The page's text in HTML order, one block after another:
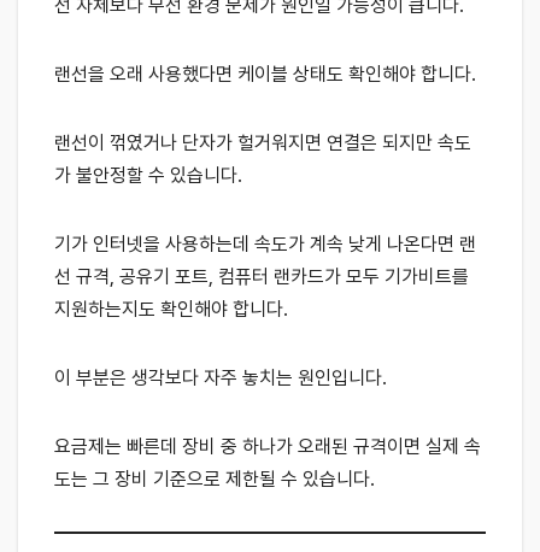
선 자체보다 무선 환경 문제가 원인일 가능성이 큽니다.
랜선을 오래 사용했다면 케이블 상태도 확인해야 합니다.
랜선이 꺾였거나 단자가 헐거워지면 연결은 되지만 속도
가 불안정할 수 있습니다.
기가 인터넷을 사용하는데 속도가 계속 낮게 나온다면 랜
선 규격, 공유기 포트, 컴퓨터 랜카드가 모두 기가비트를
지원하는지도 확인해야 합니다.
이 부분은 생각보다 자주 놓치는 원인입니다.
요금제는 빠른데 장비 중 하나가 오래된 규격이면 실제 속
도는 그 장비 기준으로 제한될 수 있습니다.